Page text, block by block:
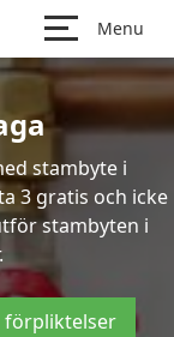
Menu
stambyte i
3 gratis och icke
stambyten i
förpliktelser